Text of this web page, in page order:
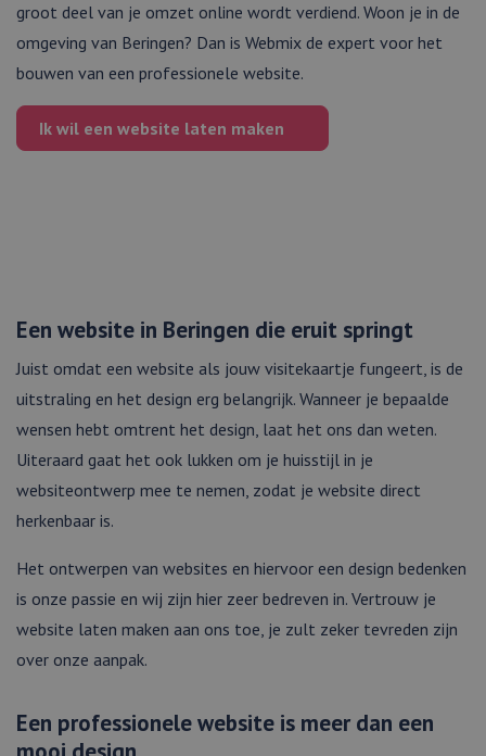
groot deel van je omzet online wordt verdiend. Woon je in de
omgeving van Beringen? Dan is Webmix de expert voor het
bouwen van een professionele website.
Ik wil een website laten maken
Een website in Beringen die eruit springt
Juist omdat een website als jouw visitekaartje fungeert, is de
uitstraling en het design erg belangrijk. Wanneer je bepaalde
wensen hebt omtrent het design, laat het ons dan weten.
Uiteraard gaat het ook lukken om je huisstijl in je
websiteontwerp mee te nemen, zodat je website direct
herkenbaar is.
Het ontwerpen van websites en hiervoor een design bedenken
is onze passie en wij zijn hier zeer bedreven in. Vertrouw je
website laten maken aan ons toe, je zult zeker tevreden zijn
over onze aanpak.
Een professionele website is meer dan een